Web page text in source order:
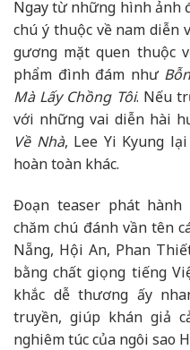
Ngay từ những hình ảnh
chú ý thuộc về nam diễn
gương mặt quen thuộc
phẩm đình đám như
Mà Lấy Chồng Tôi. Nếu
với những vai diễn hài
Về Nhà, Lee Yi Kyung
hoàn toàn khác.
Đoạn teaser phát
chăm chú đánh vần tên
Nẵng, Hội An, Phan
bằng chất giọng tiếng
khắc dễ thương ấy
truyền, giúp khán giả
nghiêm túc của ngôi sao